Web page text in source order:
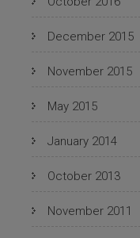
December 2015
November 2015
May 2015
January 2014
October 2013
November 2011